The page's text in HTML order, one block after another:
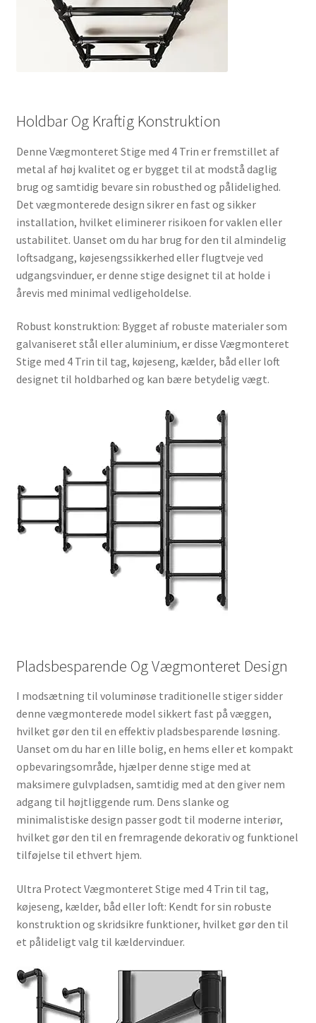
Holdbar Og Kraftig Konstruktion
Denne Vægmonteret Stige med 4 Trin er fremstillet af
metal af høj kvalitet og er bygget til at modstå daglig
brug og samtidig bevare sin robusthed og pålidelighed.
Det vægmonterede design sikrer en fast og sikker
installation, hvilket eliminerer risikoen for vaklen eller
ustabilitet. Uanset om du har brug for den til almindelig
loftsadgang, køjesengssikkerhed eller flugtveje ved
udgangsvinduer, er denne stige designet til at holde i
årevis med minimal vedligeholdelse.
Robust konstruktion: Bygget af robuste materialer som
galvaniseret stål eller aluminium, er disse Vægmonteret
Stige med 4 Trin til tag, køjeseng, kælder, båd eller loft
designet til holdbarhed og kan bære betydelig vægt.
Pladsbesparende Og Vægmonteret Design
I modsætning til voluminøse traditionelle stiger sidder
denne vægmonterede model sikkert fast på væggen,
hvilket gør den til en effektiv pladsbesparende løsning.
Uanset om du har en lille bolig, en hems eller et kompakt
opbevaringsområde, hjælper denne stige med at
maksimere gulvpladsen, samtidig med at den giver nem
adgang til højtliggende rum. Dens slanke og
minimalistiske design passer godt til moderne interiør,
hvilket gør den til en fremragende dekorativ og funktionel
tilføjelse til ethvert hjem.
Ultra Protect Vægmonteret Stige med 4 Trin til tag,
køjeseng, kælder, båd eller loft: Kendt for sin robuste
konstruktion og skridsikre funktioner, hvilket gør den til
et pålideligt valg til kældervinduer.